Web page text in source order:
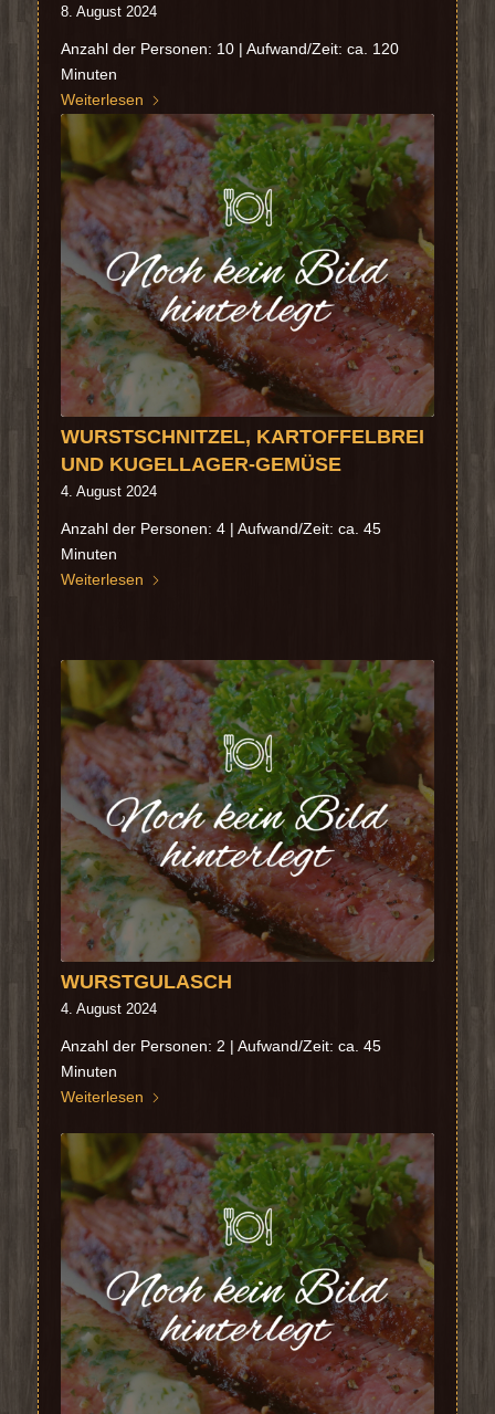
8. August 2024
Anzahl der Personen: 10 | Aufwand/Zeit: ca. 120
Minuten
Weiterlesen
WURSTSCHNITZEL, KARTOFFELBREI
UND KUGELLAGER-GEMÜSE
4. August 2024
Anzahl der Personen: 4 | Aufwand/Zeit: ca. 45
Minuten
Weiterlesen
WURSTGULASCH
4. August 2024
Anzahl der Personen: 2 | Aufwand/Zeit: ca. 45
Minuten
Weiterlesen